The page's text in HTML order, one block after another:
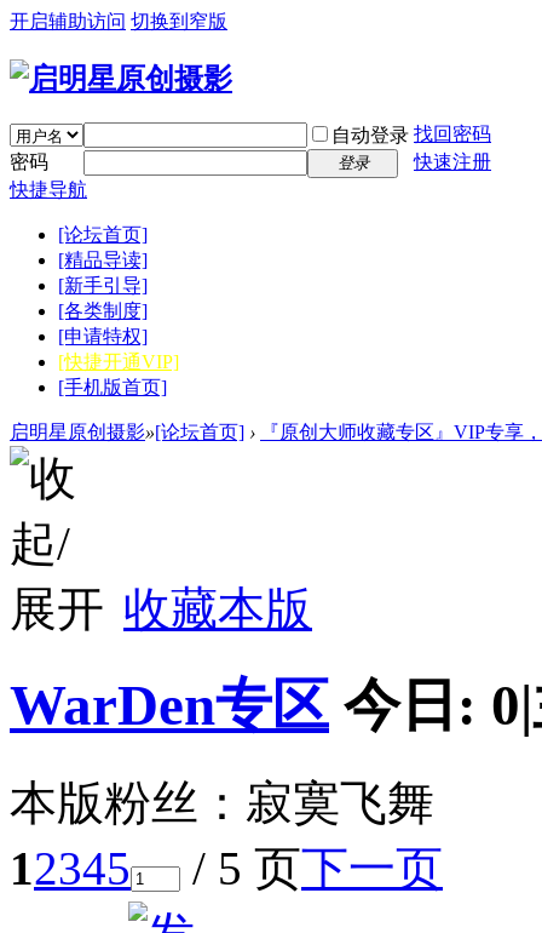
开启辅助访问 切换到窄版
自动登录 找回密码
密码
登录
快速注册
快捷导航
[论坛首页]
[精品导读]
[新手引导]
[各类制度]
[申请特权]
[快捷开通VIP]
[手机版首页]
启明星原创摄影»[论坛首页] › 『原创大师收藏专区』VIP专享
收藏本版
WarDen专区 今日: 0|
本版粉丝：寂寞飞舞
12345 / 5 页下一页